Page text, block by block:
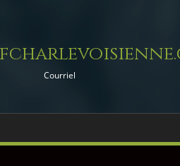
Courriel